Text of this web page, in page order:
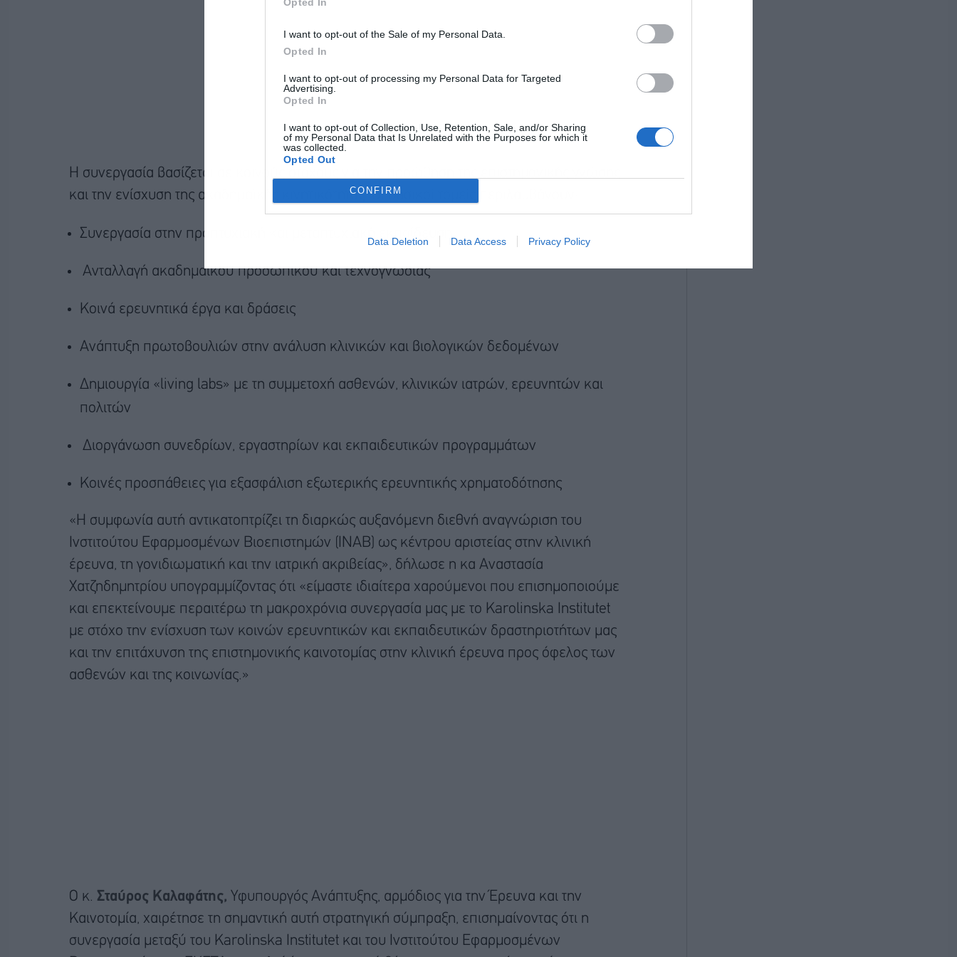
I want to opt-out of the Sale of my Personal Data.
Opted In
I want to opt-out of processing my Personal Data for Targeted
Advertising.
Opted In
I want to opt-out of Collection, Use, Retention, Sale, and/or Sharing
of my Personal Data that Is Unrelated with the Purposes for which it
was collected.
Opted Out
CONFIRM
Data Deletion Data Access Privacy Policy
Η συνεργασία βασίζεται σε κοινούς στόχους για την προώθηση της επιστημονικής γνώσης
και την ενίσχυση της ακαδημαϊκής κινητικότητας. Οι βασικοί τομείς περιλαμβάνουν:
Συνεργασία στην προπτυχιακή και μεταπτυχιακή εκπαίδευση
Ανταλλαγή ακαδημαϊκού προσωπικού και τεχνογνωσίας
Κοινά ερευνητικά έργα και δράσεις
Ανάπτυξη πρωτοβουλιών στην ανάλυση κλινικών και βιολογικών δεδομένων
Δημιουργία «living labs» με τη συμμετοχή ασθενών, κλινικών ιατρών, ερευνητών και
πολιτών
Διοργάνωση συνεδρίων, εργαστηρίων και εκπαιδευτικών προγραμμάτων
Κοινές προσπάθειες για εξασφάλιση εξωτερικής ερευνητικής χρηματοδότησης
«Η συμφωνία αυτή αντικατοπτρίζει τη διαρκώς αυξανόμενη διεθνή αναγνώριση του
Ινστιτούτου Εφαρμοσμένων Βιοεπιστημών (INAB) ως κέντρου αριστείας στην κλινική
έρευνα, τη γονιδιωματική και την ιατρική ακριβείας», δήλωσε η κα Αναστασία
Χατζηδημητρίου υπογραμμίζοντας ότι «είμαστε ιδιαίτερα χαρούμενοι που επισημοποιούμε
και επεκτείνουμε περαιτέρω τη μακροχρόνια συνεργασία μας με το Karolinska Institutet
με στόχο την ενίσχυση των κοινών ερευνητικών και εκπαιδευτικών δραστηριοτήτων μας
και την επιτάχυνση της επιστημονικής καινοτομίας στην κλινική έρευνα προς όφελος των
ασθενών και της κοινωνίας.»
Ο κ. Σταύρος Καλαφάτης, Υφυπουργός Ανάπτυξης, αρμόδιος για την Έρευνα και την
Καινοτομία, χαιρέτησε τη σημαντική αυτή στρατηγική σύμπραξη, επισημαίνοντας ότι η
συνεργασία μεταξύ του Karolinska Institutet και του Ινστιτούτου Εφαρμοσμένων
Αποδέχομαι τους